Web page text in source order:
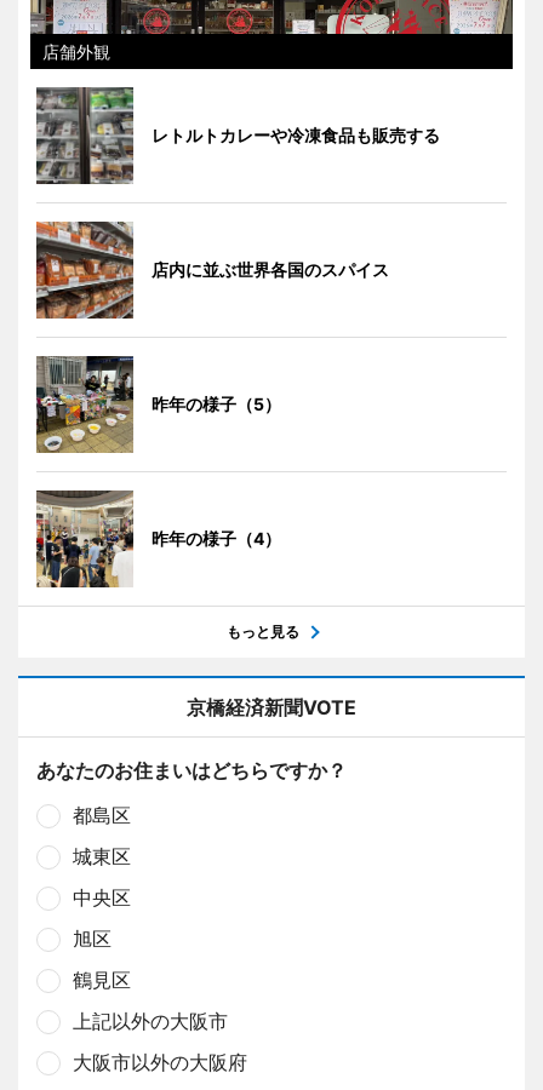
店舗外観
レトルトカレーや冷凍食品も販売する
店内に並ぶ世界各国のスパイス
昨年の様子（5）
昨年の様子（4）
もっと見る
京橋経済新聞VOTE
あなたのお住まいはどちらですか？
都島区
城東区
中央区
旭区
鶴見区
上記以外の大阪市
大阪市以外の大阪府